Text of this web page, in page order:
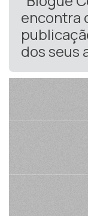
encontra
dos seus